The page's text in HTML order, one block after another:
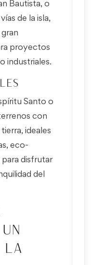
Bautista, o
de la isla,
proyectos
industriales.
Santo o
con
ideales
eco-
disfrutar
del
la